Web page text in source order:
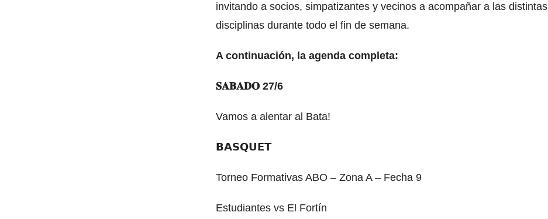
invitando a socios, simpatizantes y vecinos a acompañar a las distintas
disciplinas durante todo el fin de semana.
A continuación, la agenda completa:
𝐒𝐀𝐁𝐀𝐃𝐎 27/6
Vamos a alentar al Bata!
𝗕𝗔𝗦𝗤𝗨𝗘𝗧
Torneo Formativas ABO – Zona A – Fecha 9
Estudiantes vs El Fortín